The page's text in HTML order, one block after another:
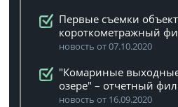
Первые съемки
короткометражный
новость от 07.10.2020
"Комариные
озере" – отчетный
новость от 16.09.2020